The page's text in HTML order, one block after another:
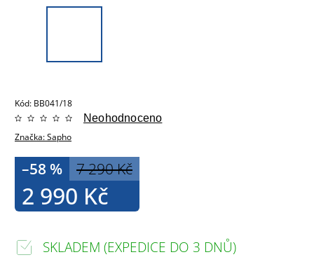
Kód: BB041/18
Značka:Sapho
Neohodnoceno
7 290 Kč
–58 %
2 990 Kč
SKLADEM (EXPEDICE DO 3 DNŮ)